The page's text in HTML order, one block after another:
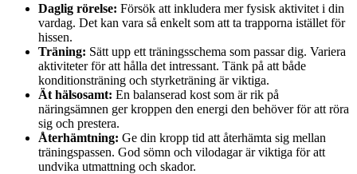
Daglig rörelse: Försök att inkludera mer fysisk aktivitet i din
vardag. Det kan vara så enkelt som att ta trapporna istället för
hissen.
Träning: Sätt upp ett träningsschema som passar dig. Variera
aktiviteter för att hålla det intressant. Tänk på att både
konditionsträning och styrketräning är viktiga.
Ät hälsosamt: En balanserad kost som är rik på
näringsämnen ger kroppen den energi den behöver för att röra
sig och prestera.
Återhämtning: Ge din kropp tid att återhämta sig mellan
träningspassen. God sömn och vilodagar är viktiga för att
undvika utmattning och skador.